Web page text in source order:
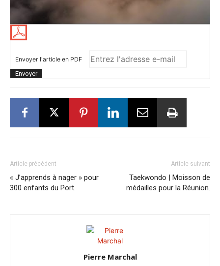
Envoyer l'article en PDF
Article précédent
« J’apprends à nager » pour
300 enfants du Port.
Article suivant
Taekwondo | Moisson de
médailles pour la Réunion.
Pierre Marchal